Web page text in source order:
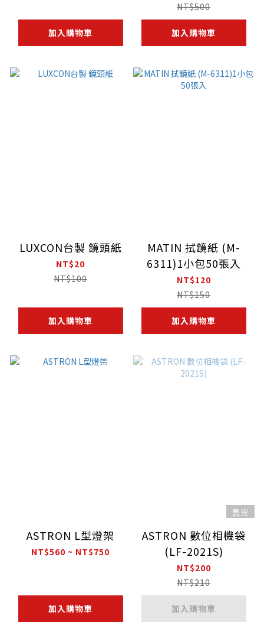
加入購物車
NT$500
加入購物車
LUXCON台製 鏡頭紙
NT$20
NT$100
加入購物車
MATIN 拭鏡紙 (M-
6311)1小包50張入
NT$120
NT$150
加入購物車
ASTRON L型燈架
NT$560 ~ NT$750
加入購物車
售完
ASTRON 數位相機袋
(LF-2021S)
NT$200
NT$210
加入購物車